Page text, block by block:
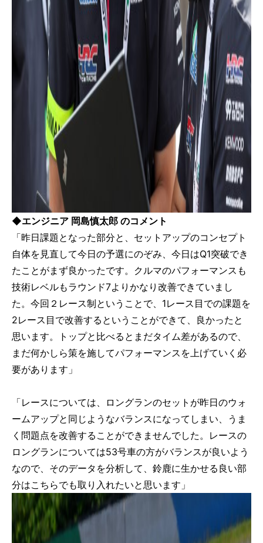
◆エンジニア 岡島慎太郎 のコメント
「昨日課題となった部分と、セットアップのコンセプト
自体を見直して今日の予選にのぞみ、今日はQ1突破でき
たことがまず良かったです。クルマのパフォーマンスも
技術レベルもラウンド7よりかなり改善できていまし
た。今回２レース制ということで、1レース目での課題を
2レース目で改善するということができて、良かったと
思います。トップと比べるとまだタイム差があるので、
まだ何かしら策を施してパフォーマンスを上げていく必
要があります」
「レースについては、ロングランのセットが昨日のウォ
ームアップと同じようなバランスになってしまい、うま
く問題点を改善することができませんでした。レースの
ロングランについては53号車の方がバランスが良いよう
なので、そのデータを分析して、鈴鹿に生かせる良い部
分はこちらでも取り入れたいと思います」